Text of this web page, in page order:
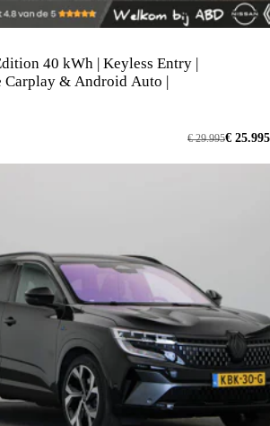
40 kWh | Keyless Entry |
Carplay & Android Auto |
€ 25.995
€ 29.995